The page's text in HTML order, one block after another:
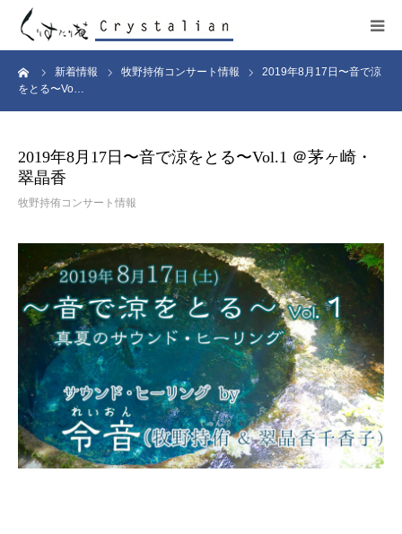
新着情報 牧野持侑コンサート情報
2019年8月17日〜音で涼
をとる〜Vo…
2019年8月17日〜音で涼をとる〜Vol.1 ＠茅ヶ崎・
翠晶香
牧野持侑コンサート情報
ヒーリング
施設紹介
コンサート
販売サイト